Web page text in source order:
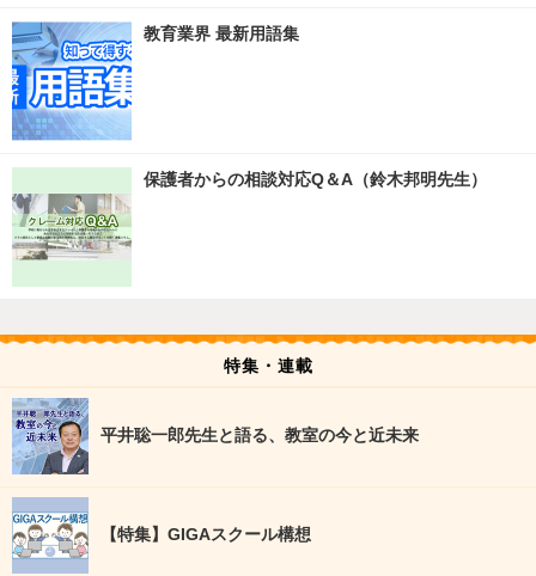
教育業界 最新用語集
保護者からの相談対応Q＆A（鈴木邦明先生）
特集・連載
平井聡一郎先生と語る、教室の今と近未来
【特集】GIGAスクール構想